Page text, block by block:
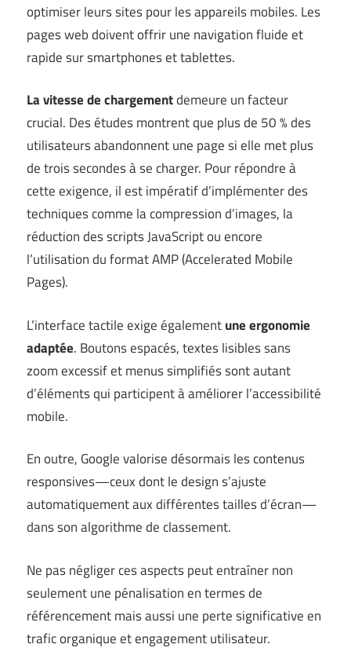
optimiser leurs sites pour les appareils mobiles. Les
pages web doivent offrir une navigation fluide et
rapide sur smartphones et tablettes.
La vitesse de chargementdemeure un facteur
crucial. Des études montrent que plus de 50 % des
utilisateurs abandonnent une page si elle met plus
de trois secondes à se charger. Pour répondre à
cette exigence, il est impératif d’implémenter des
techniques comme la compression d’images, la
réduction des scripts JavaScript ou encore
l’utilisation du format AMP (Accelerated Mobile
Pages).
L’interface tactile exige égalementune ergonomie
adaptée. Boutons espacés, textes lisibles sans
zoom excessif et menus simplifiés sont autant
d’éléments qui participent à améliorer l’accessibilité
mobile.
En outre, Google valorise désormais les contenus
responsives—ceux dont le design s’ajuste
automatiquement aux différentes tailles d’écran—
dans son algorithme de classement.
Ne pas négliger ces aspects peut entraîner non
seulement une pénalisation en termes de
référencement mais aussi une perte significative en
trafic organique et engagement utilisateur.